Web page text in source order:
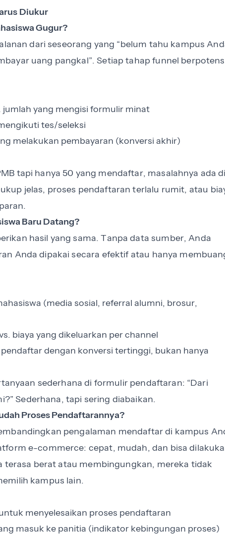
Diukur
Gugur?
dari seseorang yang “belum tahu kampus
uang pangkal”. Setiap tahap funnel
jumlah yang mengisi formulir minat
tes/seleksi
melakukan pembayaran (konversi akhir)
tapi hanya 50 yang mendaftar, masalahnya ada di
jelas, proses pendaftaran terlalu rumit, atau
Baru Datang?
hasil yang sama. Tanpa data sumber, Anda
Anda dipakai secara efektif atau hanya
(media sosial, referral alumni, brosur,
biaya yang dikeluarkan per channel
dengan konversi tertinggi, bukan hanya
sederhana di formulir pendaftaran: “Dari
Sederhana, tapi sering diabaikan.
Proses Pendaftarannya?
pengalaman mendaftar di kampus
e-commerce: cepat, mudah, dan bisa
terasa berat atau membingungkan, mereka tidak
kampus lain.
menyelesaikan proses pendaftaran
masuk ke panitia (indikator kebingungan proses)